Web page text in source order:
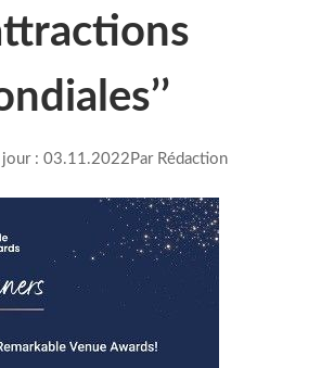
jour : 03.11.2022 Par Rédaction